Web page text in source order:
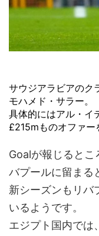
サウジアラビアのク
モハメド・サラー。
具体的にはアル・イ
£215mものオファー
Goalが報じるとこ
バプールに留まる
新シーズンもリバ
いるようです。
エジプト国内では